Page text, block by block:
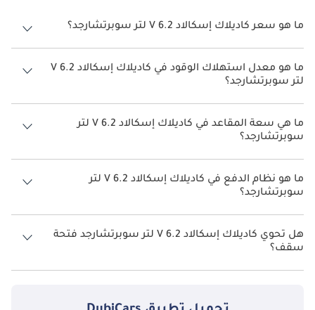
ما هو سعر كاديلاك إسكالاد V 6.2 لتر سوبرتشارجد؟
سعر كاديلاك إسكالاد V 6.2 لتر سوبرتشارجد هو درهم 625,600.
ما هو معدل استهلاك الوقود في كاديلاك إسكالاد V 6.2
لتر سوبرتشارجد؟
يبلغ معدل استهلاك الوقود المقترح من الشركة المصنعة لسيارة كاديلاك
إسكالاد 2026 من 6 كم/ليتر.
ما هي سعة المقاعد في كاديلاك إسكالاد V 6.2 لتر
سوبرتشارجد؟
تتسع كاديلاك إسكالاد V 6.2 لتر سوبرتشارجد لأ 7 أشخاص.
ما هو نظام الدفع في كاديلاك إسكالاد V 6.2 لتر
سوبرتشارجد؟
نظام الدفع في كاديلاك إسكالاد Four Wheel Drive V 6.2 لتر سوبرتشارجد.
هل تحوي كاديلاك إسكالاد V 6.2 لتر سوبرتشارجد فتحة
سقف؟
نعم توفر كاديلاك إسكالاد V 6.2 لتر سوبرتشارجد فتحة السقف كخيار.